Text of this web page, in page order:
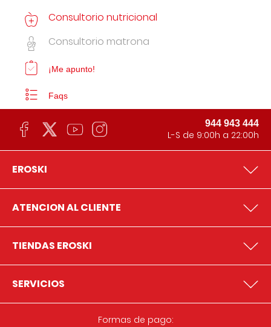
Consultorio nutricional
Consultorio matrona
¡Me apunto!
Faqs
944 943 444
L-S de 9:00h a 22:00h
EROSKI
ATENCION AL CLIENTE
TIENDAS EROSKI
SERVICIOS
Formas de pago: